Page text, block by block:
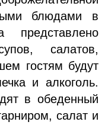
блюдами в
салатов,
гостям будут
и алкоголь.
в обеденный
салат и